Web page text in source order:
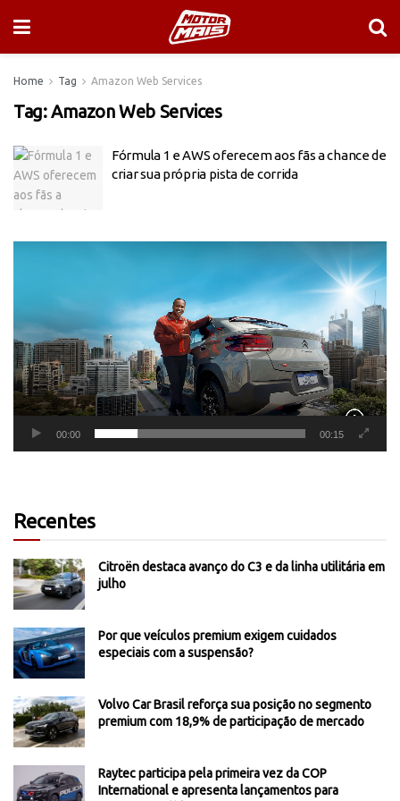
Home Tag Amazon Web Services
Tag:Amazon Web Services
Fórmula 1 e AWS oferecem aos fãs a chance de
criar sua própria pista de corrida
00:00 00:15
Recentes
Citroën destaca avanço do C3 e da linha utilitária em
julho
Por que veículos premium exigem cuidados
especiais com a suspensão?
Volvo Car Brasil reforça sua posição no segmento
premium com 18,9% de participação de mercado
Raytec participa pela primeira vez da COP
International e apresenta lançamentos para